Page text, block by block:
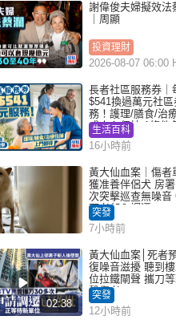
謝偉俊夫婦擬效法
｜周顯
投資理財
2026-08-07 06:00
長者社區服務券｜
$541換過萬元社區
務！護理/膳食/治
或中心任揀 1條件
審查（附申請資格
學）
生活百科
16小時前
黃大仙血案｜傷者
獲准養伴侶犬 房
次突擊巡查無噪音
死者邨內調遷
突發
7小時前
02:38
黃大仙血案│死者
復噪音滋擾 聽到樓上單
位拉鐵閘聲 攜刀等𨋢伏
擊傷者
突發
12小時前